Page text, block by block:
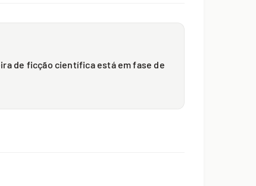
de ficção científica está em fase de